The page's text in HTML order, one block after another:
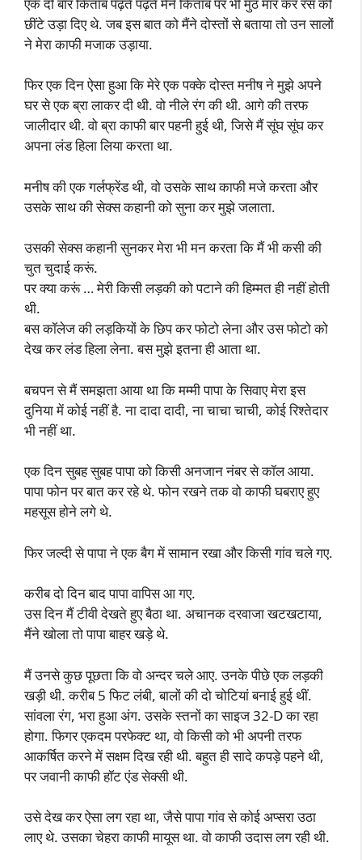
छींटे उड़ा दिए थे. जब इस बात को मैंने दोस्तों से बताया तो उन सालों
ने मेरा काफी मजाक उड़ाया.
फिर एक दिन ऐसा हुआ कि मेरे एक पक्के दोस्त मनीष ने मुझे अपने
घर से एक ब्रा लाकर दी थी. वो नीले रंग की थी. आगे की तरफ
जालीदार थी. वो ब्रा काफी बार पहनी हुई थी, जिसे मैं सूंघ सूंघ कर
अपना लंड हिला लिया करता था.
मनीष की एक गर्लफ्रेंड थी, वो उसके साथ काफी मजे करता और
उसके साथ की सेक्स कहानी को सुना कर मुझे जलाता.
उसकी सेक्स कहानी सुनकर मेरा भी मन करता कि मैं भी कसी की
चुत चुदाई करूं.
पर क्या करूं … मेरी किसी लड़की को पटाने की हिम्मत ही नहीं होती
थी.
बस कॉलेज की लड़कियों के छिप कर फोटो लेना और उस फोटो को
देख कर लंड हिला लेना. बस मुझे इतना ही आता था.
बचपन से मैं समझता आया था कि मम्मी पापा के सिवाए मेरा इस
दुनिया में कोई नहीं है. ना दादा दादी, ना चाचा चाची, कोई रिश्तेदार
भी नहीं था.
एक दिन सुबह सुबह पापा को किसी अनजान नंबर से कॉल आया.
पापा फोन पर बात कर रहे थे. फोन रखने तक वो काफी घबराए हुए
महसूस होने लगे थे.
फिर जल्दी से पापा ने एक बैग में सामान रखा और किसी गांव चले गए.
करीब दो दिन बाद पापा वापिस आ गए.
उस दिन मैं टीवी देखते हुए बैठा था. अचानक दरवाजा खटखटाया,
मैंने खोला तो पापा बाहर खड़े थे.
मैं उनसे कुछ पूछता कि वो अन्दर चले आए. उनके पीछे एक लड़की
खड़ी थी. करीब 5 फिट लंबी, बालों की दो चोटियां बनाई हुई थीं.
सांवला रंग, भरा हुआ अंग. उसके स्तनों का साइज 32-D का रहा
होगा. फिगर एकदम परफेक्ट था, वो किसी को भी अपनी तरफ
आकर्षित करने में सक्षम दिख रही थी. बहुत ही सादे कपड़े पहने थी,
पर जवानी काफी हॉट एंड सेक्सी थी.
उसे देख कर ऐसा लग रहा था, जैसे पापा गांव से कोई अप्सरा उठा
लाए थे. उसका चेहरा काफी मायूस था. वो काफी उदास लग रही थी.